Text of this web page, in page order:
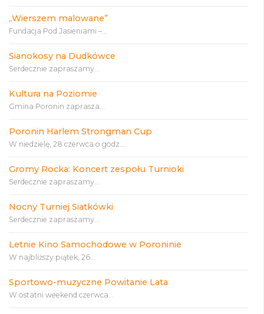
„Wierszem malowane”
Fundacja Pod Jasieniami –...
Sianokosy na Dudkówce
Serdecznie zapraszamy...
Kultura na Poziomie
Gmina Poronin zaprasza...
Poronin Harlem Strongman Cup
W niedzielę, 28 czerwca o godz....
Gromy Rocka: Koncert zespołu Turnioki
Serdecznie zapraszamy...
Nocny Turniej Siatkówki
Serdecznie zapraszamy...
Letnie Kino Samochodowe w Poroninie
W najbliższy piątek, 26...
Sportowo-muzyczne Powitanie Lata
W ostatni weekend czerwca...